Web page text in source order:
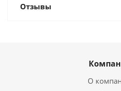
Отзывы
О